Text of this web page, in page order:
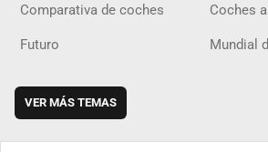
Comparativa de coches Coches
Futuro Mundial
VER MÁS TEMAS